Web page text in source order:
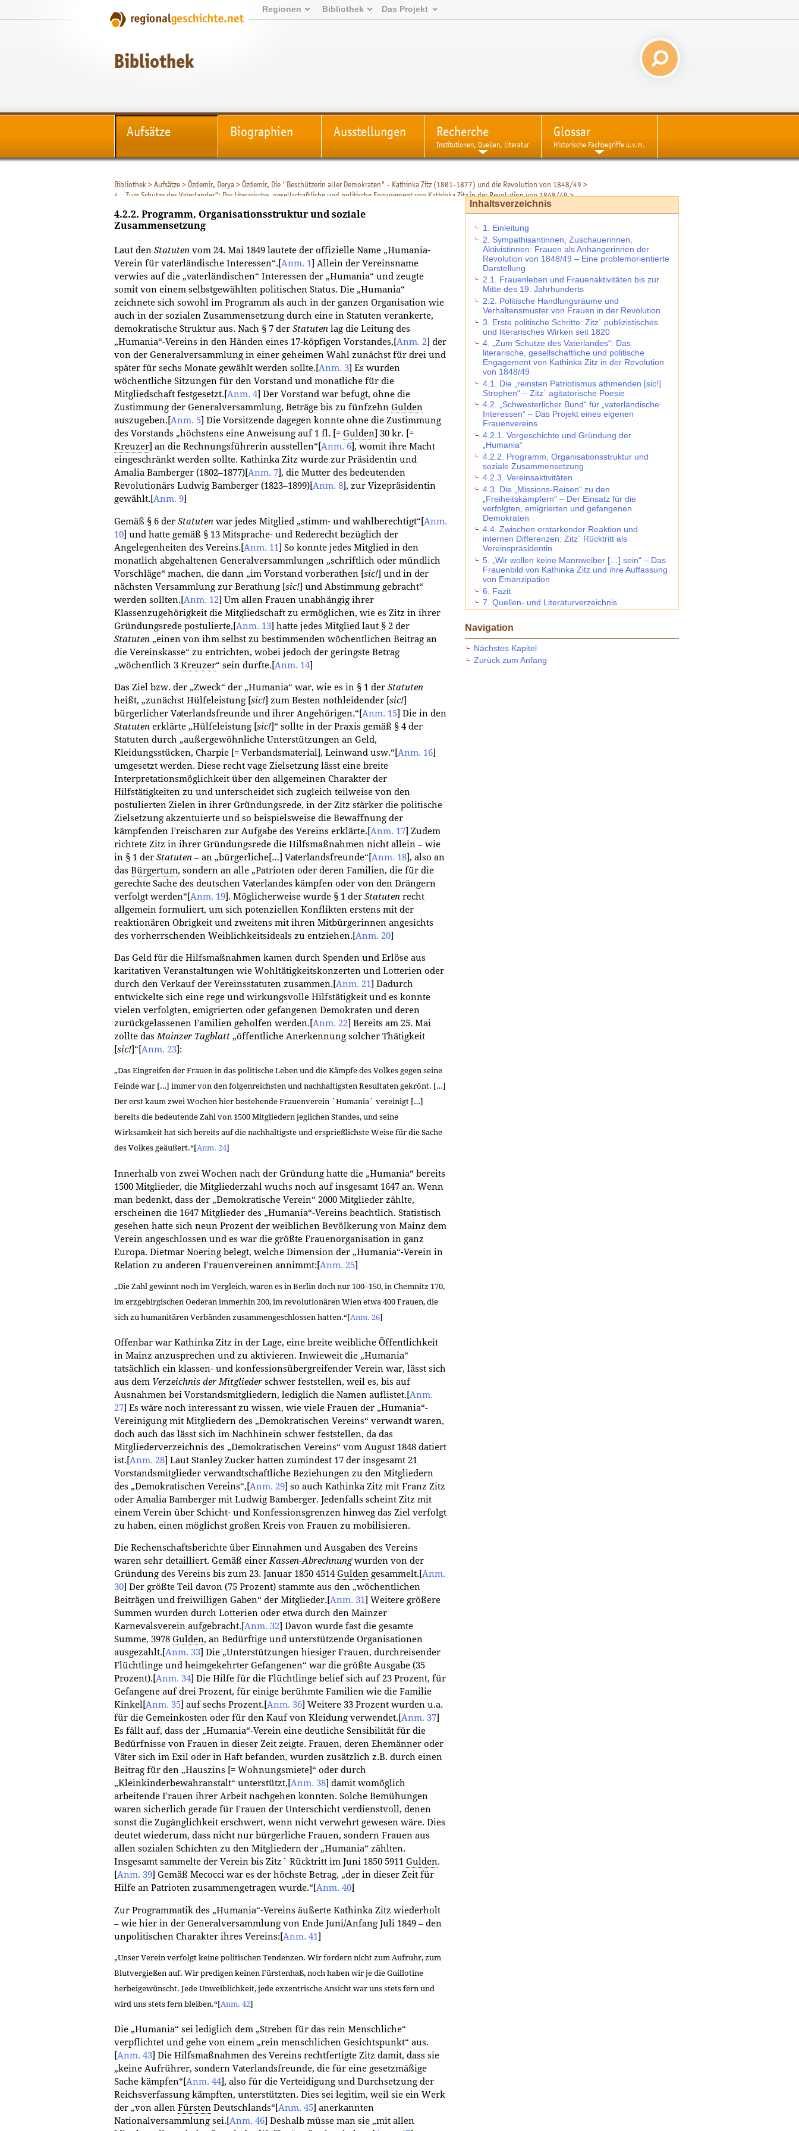
Regionen Bibliothek Das Projekt
Bibliothek
Aufsätze Biographien Ausstellungen Recherche
Institutionen, Quellen, Literatur
Glossar
Historische Fachbegriffe u.v.m.
Bibliothek>Aufsätze>Özdemir, Derya>Özdemir, Die "Beschützerin aller Demokraten" - Kathinka Zitz (1801-1877) und die Revolution von 1848/49 >
4. „Zum Schutze des Vaterlandes“: Das literarische, gesellschaftliche und politische Engagement von Kathinka Zitz in der Revolution von 1848/49>
4.2.2. Programm, Organisationsstruktur und soziale Zusammensetzung
4.2.2. Programm, Organisationsstruktur und soziale
Zusammensetzung
Laut den Statuten vom 24. Mai 1849 lautete der offizielle Name „Humania-
Verein für vaterländische Interessen“. Anm. 1 Allein der Vereinsname
verwies auf die „vaterländischen“ Interessen der „Humania“ und zeugte
somit von einem selbstgewählten politischen Status. Die „Humania“
zeichnete sich sowohl im Programm als auch in der ganzen Organisation wie
auch in der sozialen Zusammensetzung durch eine in Statuten verankerte,
demokratische Struktur aus. Nach § 7 der Statuten lag die Leitung des
„Humania“-Vereins in den Händen eines 17-köpfigen Vorstandes, Anm. 2 der
von der Generalversammlung in einer geheimen Wahl zunächst für drei und
später für sechs Monate gewählt werden sollte. Anm. 3 Es wurden
wöchentliche Sitzungen für den Vorstand und monatliche für die
Mitgliedschaft festgesetzt. Anm. 4] Der Vorstand war befugt, ohne die
Zustimmung der Generalversammlung, Beträge bis zu fünfzehn Gulden
auszugeben. Anm. 5 Die Vorsitzende dagegen konnte ohne die Zustimmung
des Vorstands „höchstens eine Anweisung auf 1 fl. [= Gulden ] 30 kr. [=
Kreuzer ] an die Rechnungsführerin ausstellen“ Anm. 6 , womit ihre Macht
eingeschränkt werden sollte. Kathinka Zitz wurde zur Präsidentin und
Amalia Bamberger (1802–1877) Anm. 7 , die Mutter des bedeutenden
Revolutionärs Ludwig Bamberger (1823–1899) Anm. 8 , zur Vizepräsidentin
gewählt. Anm. 9
Gemäß § 6 der Statuten war jedes Mitglied „stimm- und wahlberechtigt“[Anm.
10] und hatte gemäß § 13 Mitsprache- und Rederecht bezüglich der
Angelegenheiten des Vereins. [Anm. 11] So konnte jedes Mitglied in den
monatlich abgehaltenen Generalversammlungen „schriftlich oder mündlich
Vorschläge“ machen, die dann „im Vorstand vorberathen [sic!] und in der
nächsten Versammlung zur Berathung [sic!] und Abstimmung gebracht“
werden sollten. [Anm. 12] Um allen Frauen unabhängig ihrer
Klassenzugehörigkeit die Mitgliedschaft zu ermöglichen, wie es Zitz in ihrer
Gründungsrede postulierte, [Anm. 13] hatte jedes Mitglied laut § 2 der
Statuten „einen von ihm selbst zu bestimmenden wöchentlichen Beitrag an
die Vereinskasse“ zu entrichten, wobei jedoch der geringste Betrag
„wöchentlich 3 Kreuzer“ sein durfte. [Anm. 14]
Das Ziel bzw. der „Zweck“ der „Humania“ war, wie es in § 1 der Statuten
heißt, „zunächst Hülfeleistung [sic!] zum Besten nothleidender [sic!]
bürgerlicher Vaterlandsfreunde und ihrer Angehörigen.“[Anm. 15] Die in den
Statuten erklärte „Hülfeleistung [sic!]“ sollte in der Praxis gemäß § 4 der
Statuten durch „außergewöhnliche Unterstützungen an Geld,
Kleidungsstücken, Charpie [= Verbandsmaterial], Leinwand usw.“[Anm. 16]
umgesetzt werden. Diese recht vage Zielsetzung lässt eine breite
Interpretationsmöglichkeit über den allgemeinen Charakter der
Hilfstätigkeiten zu und unterscheidet sich zugleich teilweise von den
postulierten Zielen in ihrer Gründungsrede, in der Zitz stärker die politische
Zielsetzung akzentuierte und so beispielsweise die Bewaffnung der
kämpfenden Freischaren zur Aufgabe des Vereins erklärte. [Anm. 17] Zudem
richtete Zitz in ihrer Gründungsrede die Hilfsmaßnahmen nicht allein – wie
in § 1 der Statuten – an „bürgerliche[…] Vaterlandsfreunde“[Anm. 18], also an
das Bürgertum, sondern an alle „Patrioten oder deren Familien, die für die
gerechte Sache des deutschen Vaterlandes kämpfen oder von den Drängern
verfolgt werden“[Anm. 19]. Möglicherweise wurde § 1 der Statuten recht
allgemein formuliert, um sich potenziellen Konflikten erstens mit der
reaktionären Obrigkeit und zweitens mit ihren Mitbürgerinnen angesichts
des vorherrschenden Weiblichkeitsideals zu entziehen. [Anm. 20]
Das Geld für die Hilfsmaßnahmen kamen durch Spenden und Erlöse aus
karitativen Veranstaltungen wie Wohltätigkeitskonzerten und Lotterien oder
durch den Verkauf der Vereinsstatuten zusammen. [Anm. 21] Dadurch
entwickelte sich eine rege und wirkungsvolle Hilfstätigkeit und es konnte
vielen verfolgten, emigrierten oder gefangenen Demokraten und deren
zurückgelassenen Familien geholfen werden. [Anm. 22] Bereits am 25. Mai
zollte dasMainzer Tagblatt „öffentliche Anerkennung solcher Thätigkeit
[sic!]“[Anm. 23]:
„Das Eingreifen der Frauen in das politische Leben und die Kämpfe des Volkes gegen seine
Feinde war […] immer von den folgenreichsten und nachhaltigsten Resultaten gekrönt. […]
Der erst kaum zwei Wochen hier bestehende Frauenverein ´Humania´ vereinigt […]
bereits die bedeutende Zahl von 1500 Mitgliedern jeglichen Standes, und seine
Wirksamkeit hat sich bereits auf die nachhaltigste und ersprießlichste Weise für die Sache
des Volkes geäußert.“[Anm. 24]
Innerhalb von zwei Wochen nach der Gründung hatte die „Humania“ bereits
1500 Mitglieder, die Mitgliederzahl wuchs noch auf insgesamt 1647 an. Wenn
man bedenkt, dass der „Demokratische Verein“ 2000 Mitglieder zählte,
erscheinen die 1647 Mitglieder des „Humania“-Vereins beachtlich. Statistisch
gesehen hatte sich neun Prozent der weiblichen Bevölkerung von Mainz dem
Verein angeschlossen und es war die größte Frauenorganisation in ganz
Europa. Dietmar Noering belegt, welche Dimension der „Humania“-Verein in
Relation zu anderen Frauenvereinen annimmt: [Anm. 25]
„Die Zahl gewinnt noch im Vergleich, waren es in Berlin doch nur 100–150, in Chemnitz 170,
im erzgebirgischen Oederan immerhin 200, im revolutionären Wien etwa 400 Frauen, die
sich zu humanitären Verbänden zusammengeschlossen hatten.“[Anm. 26]
Offenbar war Kathinka Zitz in der Lage, eine breite weibliche Öffentlichkeit
in Mainz anzusprechen und zu aktivieren. Inwieweit die „Humania“
tatsächlich ein klassen- und konfessionsübergreifender Verein war, lässt sich
aus dem Verzeichnis der Mitglieder schwer feststellen, weil es, bis auf
Ausnahmen bei Vorstandsmitgliedern, lediglich die Namen auflistet. [Anm.
27] Es wäre noch interessant zu wissen, wie viele Frauen der „Humania“-
Vereinigung mit Mitgliedern des „Demokratischen Vereins“ verwandt waren,
doch auch das lässt sich im Nachhinein schwer feststellen, da das
Mitgliederverzeichnis des „Demokratischen Vereins“ vom August 1848 datiert
ist. [Anm. 28] Laut Stanley Zucker hatten zumindest 17 der insgesamt 21
Vorstandsmitglieder verwandtschaftliche Beziehungen zu den Mitgliedern
des „Demokratischen Vereins“, [Anm. 29] so auch Kathinka Zitz mit Franz Zitz
oder Amalia Bamberger mit Ludwig Bamberger. Jedenfalls scheint Zitz mit
einem Verein über Schicht- und Konfessionsgrenzen hinweg das Ziel verfolgt
zu haben, einen möglichst großen Kreis von Frauen zu mobilisieren.
Die Rechenschaftsberichte über Einnahmen und Ausgaben des Vereins
waren sehr detailliert. Gemäß einerKassen-Abrechnungwurden von der
Gründung des Vereins bis zum 23. Januar 1850 4514Gulden gesammelt. Anm.
30 Der größte Teil davon (75 Prozent) stammte aus den „wöchentlichen
Beiträgen und freiwilligen Gaben“ der Mitglieder. Anm. 31 Weitere größere
Summen wurden durch Lotterien oder etwa durch den Mainzer
Karnevalsverein aufgebracht. Anm. 32 Davon wurde fast die gesamte
Summe, 3978 Gulden, an Bedürftige und unterstützende Organisationen
ausgezahlt. Anm. 33 Die „Unterstützungen hiesiger Frauen, durchreisender
Flüchtlinge und heimgekehrter Gefangenen“ war die größte Ausgabe (35
Prozent). Anm. 34] Die Hilfe für die Flüchtlinge belief sich auf 23 Prozent, für
Gefangene auf drei Prozent, für einige berühmte Familien wie die Familie
Kinkel Anm. 35 auf sechs Prozent. Anm. 36 Weitere 33 Prozent wurden u.a.
für die Gemeinkosten oder für den Kauf von Kleidung verwendet. Anm. 37
Es fällt auf, dass der „Humania“-Verein eine deutliche Sensibilität für die
Bedürfnisse von Frauen in dieser Zeit zeigte. Frauen, deren Ehemänner oder
Väter sich im Exil oder in Haft befanden, wurden zusätzlich z.B. durch einen
Beitrag für den „Hauszins [= Wohnungsmiete]“ oder durch
„Kleinkinderbewahranstalt“ unterstützt, Anm. 38 damit womöglich
arbeitende Frauen ihrer Arbeit nachgehen konnten. Solche Bemühungen
waren sicherlich gerade für Frauen der Unterschicht verdienstvoll, denen
sonst die Zugänglichkeit erschwert, wenn nicht verwehrt gewesen wäre. Dies
deutet wiederum, dass nicht nur bürgerliche Frauen, sondern Frauen aus
allen sozialen Schichten zu den Mitgliedern der „Humania“ zählten.
Insgesamt sammelte der Verein bis Zitz´ Rücktritt im Juni 1850 5911 Gulden.
Anm. 39 Gemäß Mecocci war es der höchste Betrag, „der in dieser Zeit für
Hilfe an Patrioten zusammengetragen wurde.“ Anm. 40
Zur Programmatik des „Humania“-Vereins äußerte Kathinka Zitz wiederholt
– wie hier in der Generalversammlung von Ende Juni/Anfang Juli 1849 – den
unpolitischen Charakter ihres Vereins: [Anm. 41]
„Unser Verein verfolgt keine politischen Tendenzen. Wir fordern nicht zum Aufruhr, zum
Blutvergießen auf. Wir predigen keinen Fürstenhaß, noch haben wir je die Guillotine
herbeigewünscht. Jede Unweiblichkeit, jede exzentrische Ansicht war uns stets fern und
wird uns stets fern bleiben.“[Anm. 42]
Die „Humania“ sei lediglich dem „Streben für das rein Menschliche“
verpflichtet und gehe von einem „rein menschlichen Gesichtspunkt“ aus.
[Anm. 43] Die Hilfsmaßnahmen des Vereins rechtfertigte Zitz damit, dass sie
„keine Aufrührer, sondern Vaterlandsfreunde, die für eine gesetzmäßige
Sache kämpfen“[Anm. 44], also für die Verteidigung und Durchsetzung der
Reichsverfassung kämpften, unterstützten. Dies sei legitim, weil sie ein Werk
der „von allen Fürsten Deutschlands“[Anm. 45] anerkannten
Nationalversammlung sei. [Anm. 46] Deshalb müsse man sie „mit allen
Inhaltsverzeichnis
1. Einleitung
2. Sympathisantinnen, Zuschauerinnen,
Aktivistinnen: Frauen als Anhängerinnen der
Revolution von 1848/49 – Eine problemorientierte
Darstellung
2.1. Frauenleben und Frauenaktivitäten bis zur
Mitte des 19. Jahrhunderts
2.2. Politische Handlungsräume und
Verhaltensmuster von Frauen in der Revolution
3. Erste politische Schritte: Zitz´ publizistisches
und literarisches Wirken seit 1820
4. „Zum Schutze des Vaterlandes“: Das
literarische, gesellschaftliche und politische
Engagement von Kathinka Zitz in der Revolution
von 1848/49
4.1. Die „reinsten Patriotismus athmenden [sic!]
Strophen“ – Zitz´ agitatorische Poesie
4.2. „Schwesterlicher Bund“ für „vaterländische
Interessen“ – Das Projekt eines eigenen
Frauenvereins
4.2.1. Vorgeschichte und Gründung der
„Humania“
4.2.2. Programm, Organisationsstruktur und
soziale Zusammensetzung
4.2.3. Vereinsaktivitäten
4.3. Die „Missions-Reisen“ zu den
„Freiheitskämpfern“ – Der Einsatz für die
verfolgten, emigrierten und gefangenen
Demokraten
4.4. Zwischen erstarkender Reaktion und
internen Differenzen: Zitz´ Rücktritt als
Vereinspräsidentin
5. „Wir wollen keine Mannweiber […] sein“ – Das
Frauenbild von Kathinka Zitz und ihre Auffassung
von Emanzipation
6. Fazit
7. Quellen- und Literaturverzeichnis
Navigation
Nächstes Kapitel
Zurück zum Anfang